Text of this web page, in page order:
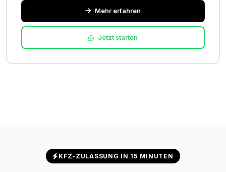
Mehr erfahren
Jetzt starten
KFZ-ZULASSUNG IN 15 MINUTEN